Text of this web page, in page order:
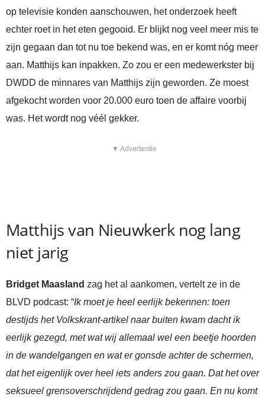
op televisie konden aanschouwen, het onderzoek heeft
echter roet in het eten gegooid. Er blijkt nog veel meer mis te
zijn gegaan dan tot nu toe bekend was, en er komt nóg meer
aan. Matthijs kan inpakken. Zo zou er een medewerkster bij
DWDD de minnares van Matthijs zijn geworden. Ze moest
afgekocht worden voor 20.000 euro toen de affaire voorbij
was. Het wordt nog véél gekker.
▼ Advertentie
Matthijs van Nieuwkerk nog lang
niet jarig
Bridget Maasland zag het al aankomen, vertelt ze in de
BLVD podcast: “Ik moet je heel eerlijk bekennen: toen
destijds het Volkskrant-artikel naar buiten kwam dacht ik
eerlijk gezegd, met wat wij allemaal wel een beetje hoorden
in de wandelgangen en wat er gonsde achter de schermen,
dat het eigenlijk over heel iets anders zou gaan. Dat het over
seksueel grensoverschrijdend gedrag zou gaan. En nu komt